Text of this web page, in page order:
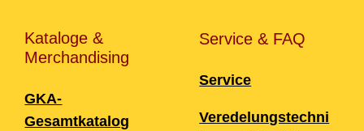
Kataloge &
Merchandising
GKA-
Gesamtkatalog
Service & FAQ
Service
Veredelungstechni